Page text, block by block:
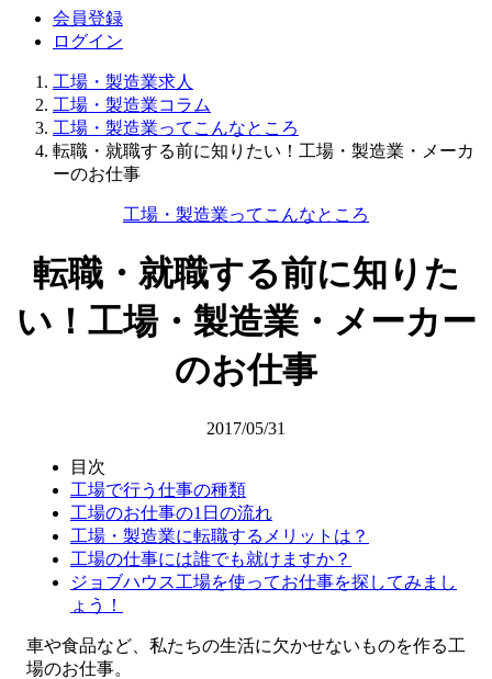
会員登録
ログイン
工場・製造業求人
工場・製造業コラム
工場・製造業ってこんなところ
転職・就職する前に知りたい！工場・製造業・メーカ
ーのお仕事
工場・製造業ってこんなところ
転職・就職する前に知りた
い！工場・製造業・メーカー
のお仕事
2017/05/31
目次
工場で行う仕事の種類
工場のお仕事の1日の流れ
工場・製造業に転職するメリットは？
工場の仕事には誰でも就けますか？
ジョブハウス工場を使ってお仕事を探してみまし
ょう！
車や食品など、私たちの生活に欠かせないものを作る工
場のお仕事。